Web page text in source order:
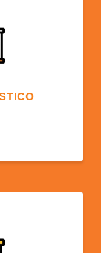
della
e una
efficaci.